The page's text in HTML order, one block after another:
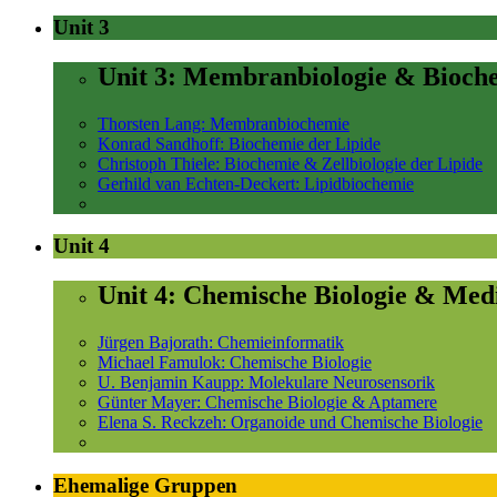
Unit 3
Unit 3: Membranbiologie &
Thorsten Lang: Membranbiochemie
Konrad Sandhoff: Biochemie der Lipide
Christoph Thiele: Biochemie & Zellbiologie der Lipide
Gerhild van Echten-Deckert: Lipidbiochemie
Unit 4
Unit 4: Chemische Biologie &
Jürgen Bajorath: Chemieinformatik
Michael Famulok: Chemische Biologie
U. Benjamin Kaupp: Molekulare Neurosensorik
Günter Mayer: Chemische Biologie & Aptamere
Elena S. Reckzeh: Organoide und Chemische Biologie
Ehemalige Gruppen